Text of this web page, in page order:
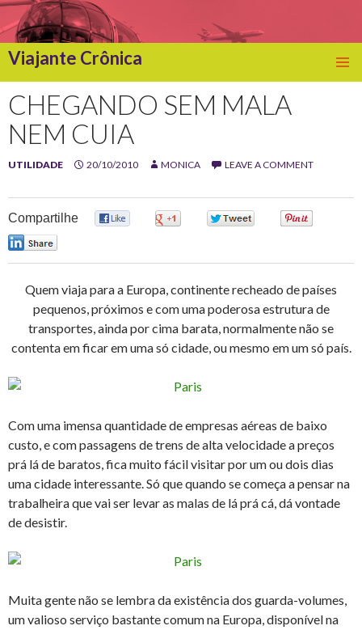
Viajante Crônica
TO
CONTENT
CHEGANDO SEM MALA
NEM CUIA
UTILIDADE 20/10/2010 MONICA LEAVE A COMMENT
Compartilhe
Quem viaja para a Europa, continente recheado de países
pequenos, próximos e com uma poderosa estrutura de
transportes, ainda por cima barata, normalmente não se
contenta em ficar em uma só cidade, ou mesmo em um só país.
Com uma imensa quantidade de empresas aéreas de baixo
custo, e com passagens de trens de alta velocidade a preços
prá lá de baratos, fica muito fácil visitar por um ou dois dias
uma cidade interessante. Só que quando se começa a pensar na
trabalheira que vai ser levar as malas de lá prá cá, dá vontade
de desistir.
Muita gente não se lembra da existência dos guarda-volumes,
um valioso serviço bastante comum na Europa, disponível na